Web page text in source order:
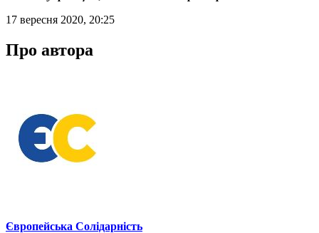
17 вересня 2020, 20:25
Про автора
Європейська Солідарність